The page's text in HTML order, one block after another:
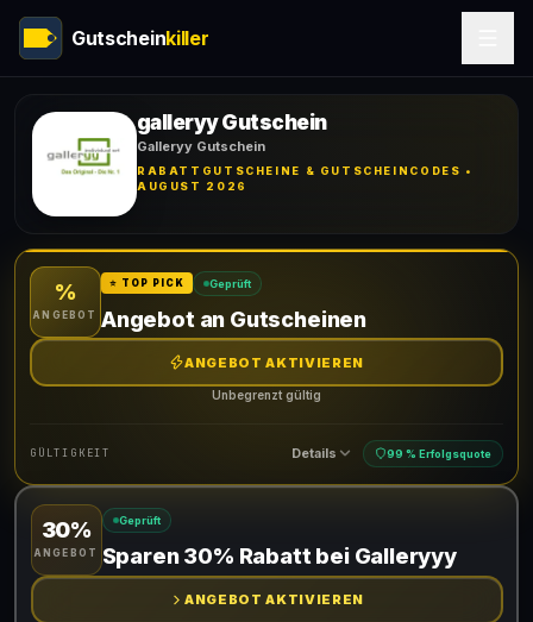
Gutscheinkiller
galleryy Gutschein
Galleryy Gutschein
RABATTGUTSCHEINE & GUTSCHEINCODES •
AUGUST 2026
%
ANGEBOT
⭐ TOP PICK Geprüft
Angebot an Gutscheinen
ANGEBOT AKTIVIEREN
Unbegrenzt gültig
GÜLTIGKEIT Details 99 % Erfolgsquote
Gültig für teilnehmende Produkte
30%
ANGEBOT
Geprüft
Sparen 30% Rabatt bei Galleryyy
ANGEBOT AKTIVIEREN